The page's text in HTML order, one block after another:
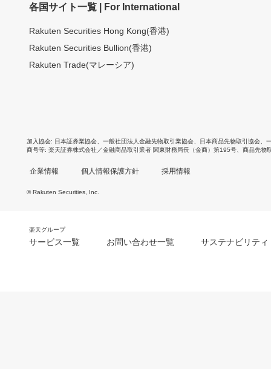
各国サイト一覧 | For International
Rakuten Securities Hong Kong(香港)
Rakuten Securities Bullion(香港)
Rakuten Trade(マレーシア)
加入協会 日本証券業協会 一般社団法人金融先物取引業協会 日本商品先物取引協会
商号等 楽天証券株式会社／金融商品取引業者 関東財務局長（金商）第195号、商品先物
企業情報 個人情報保護方針 採用情報
© Rakuten Securities, Inc.
楽天グループ
サービス一覧 お問い合わせ一覧 サステナビリティ